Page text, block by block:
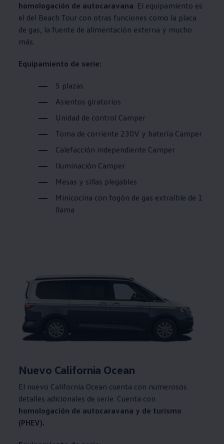
homologación de autocaravana. El equipamiento es
el del Beach Tour con otras funciones como la placa
de gas, la fuente de alimentación externa y mucho
más.
Equipamiento de serie:
5 plazas
Asientos giratorios
Unidad de control Camper
Toma de corriente 230V y batería Camper
Calefacción independiente Camper
Iluminación Camper
Mesas y sillas plegables
Minicocina con fogón de gas extraíble de 1
llama
Nuevo California Ocean
El nuevo California Ocean cuenta con numerosos
detalles adicionales de serie. Cuenta con
homologación de autocaravana y de turismo
(PHEV).